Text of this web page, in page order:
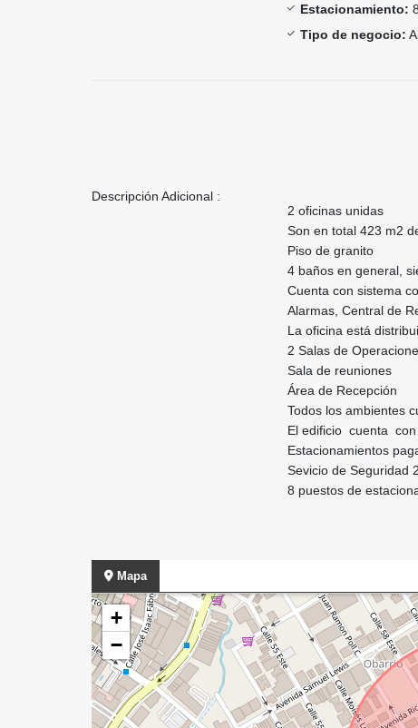
Estacionamiento: 8
Tipo de negocio:
Descripción Adicional :
2 oficinas unidas
Son en total 423 m2
Piso de granito
4 baños en general,
Cuenta con sistema
Alarmas, Central de
La oficina está
2 Salas de
Sala de reuniones
Área de Recepción
Todos los ambientes
El edificio cuenta
Estacionamientos
Sevicio de Seguridad
8 puestos de
Mapa
+
−